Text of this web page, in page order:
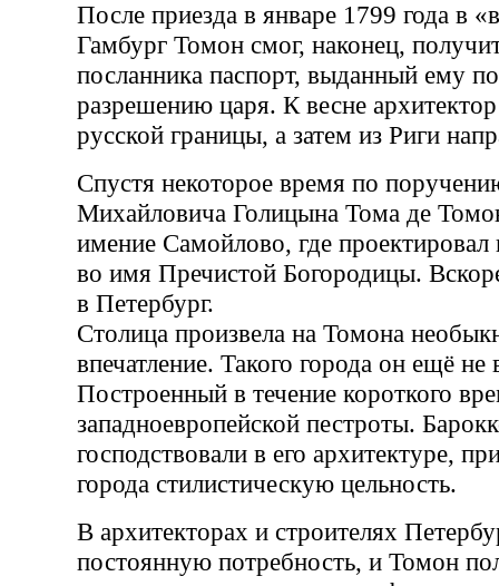
После приезда в январе 1799 года в
Гамбург Томон смог, наконец,
посланника паспорт, выданный ему
разрешению царя. К весне
русской границы, а затем из Риги
Спустя некоторое время по
Михайловича Голицына Тома де
имение Самойлово, где проектировал
во имя Пречистой Богородицы.
в Петербург.
Столица произвела на Томона
впечатление. Такого города он ещё не
Построенный в течение короткого
западноевропейской пестроты.
господствовали в его архитектуре,
города стилистическую цельность.
В архитекторах и строителях
постоянную потребность, и Томон